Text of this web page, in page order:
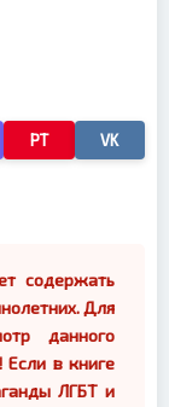
PT VK
содержать
Для
данного
в книге
ЛГБТ и